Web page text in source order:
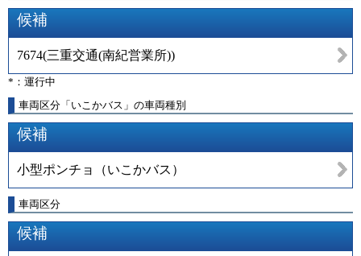
候補
7674(三重交通(南紀営業所))
*：運行中
車両区分「いこかバス」の車両種別
候補
小型ポンチョ（いこかバス）
車両区分
候補